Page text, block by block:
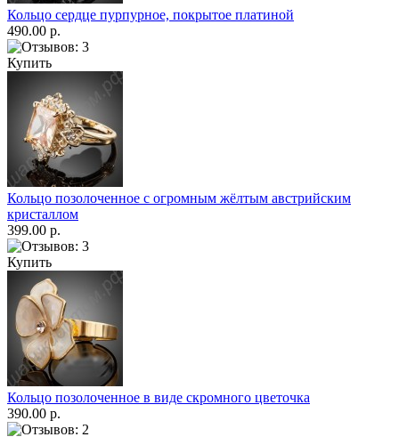
Кольцо сердце пурпурное, покрытое платиной
490.00 р.
Купить
Кольцо позолоченное с огромным жёлтым австрийским
кристаллом
399.00 р.
Купить
Кольцо позолоченное в виде скромного цветочка
390.00 р.